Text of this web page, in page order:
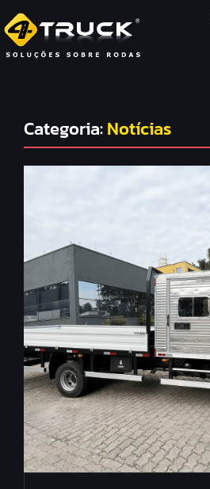
Categoria:Notícias